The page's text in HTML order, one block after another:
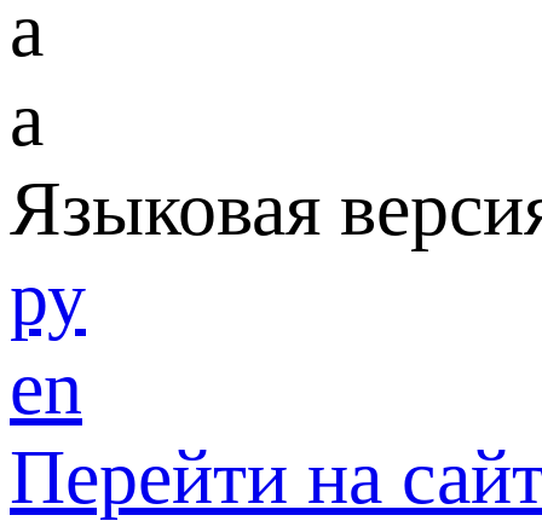
a
a
Языковая
ру
en
Перейти на